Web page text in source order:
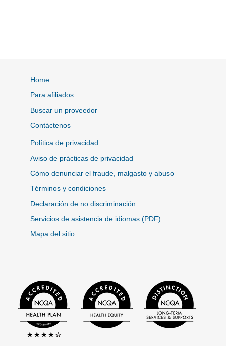
Home
Para afiliados
Buscar un proveedor
Contáctenos
Política de privacidad
Aviso de prácticas de privacidad
Cómo denunciar el fraude, malgasto y abuso
Términos y condiciones
Declaración de no discriminación
Servicios de asistencia de idiomas (PDF)
Mapa del sitio